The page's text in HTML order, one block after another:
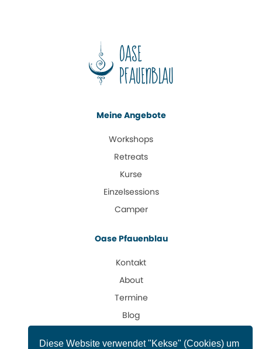
Diese Web­site ver­wendet "Kekse" (Cookies) um
Oase
Pfauenblau
Meine Angebote
Workshops
Retreats
Kurse
Einzelsessions
Camper
Oase Pfauenblau
Kontakt
About
Termine
Blog
Impressum